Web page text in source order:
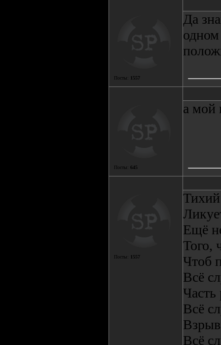
Посты: 1557
Да
одном
Посты: 645
а мой
Посты: 1557
Тихий
Ещё
Того,
Чтоб
Всё
Часть
Всё
Всё